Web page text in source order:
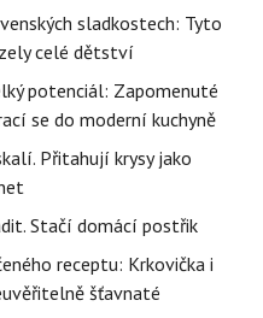
sladkostech: Tyto
celé dětství
potenciál: Zapomenuté
se do moderní kuchyně
Přitahují krysy jako
Stačí domácí postřik
receptu: Krkovička i
šťavnaté